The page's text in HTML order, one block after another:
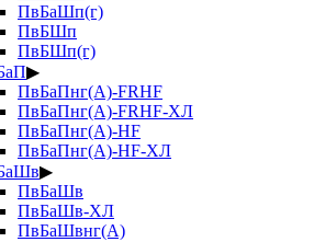
ПвБаШп(г)
ПвБШп
ПвБШп(г)
▶
ПвБаПнг(А)-FRHF
ПвБаПнг(А)-FRHF-ХЛ
ПвБаПнг(А)-HF
ПвБаПнг(А)-HF-ХЛ
▶
ПвБаШв
ПвБаШв-ХЛ
ПвБаШвнг(А)